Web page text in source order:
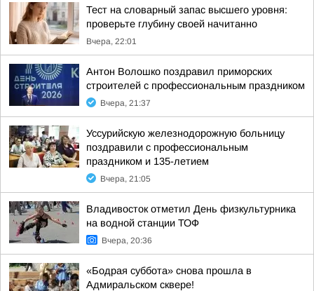
Тест на словарный запас высшего уровня:
проверьте глубину своей начитанно
Вчера, 22:01
Антон Волошко поздравил приморских
строителей с профессиональным праздником
Вчера, 21:37
Уссурийскую железнодорожную больницу
поздравили с профессиональным
праздником и 135-летием
Вчера, 21:05
Владивосток отметил День физкультурника
на водной станции ТОФ
Вчера, 20:36
«Бодрая суббота» снова прошла в
Адмиральском сквере!